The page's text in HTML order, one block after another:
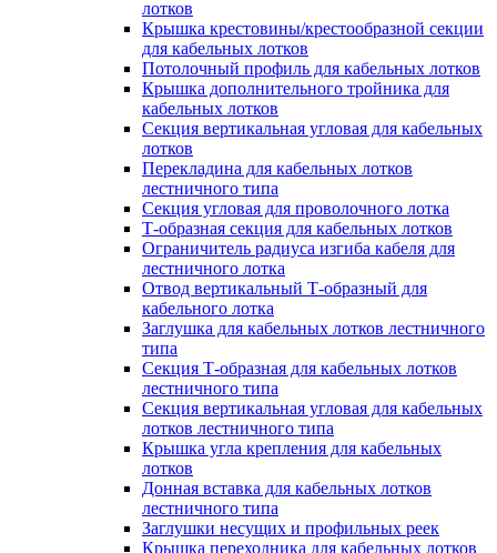
лотков
Крышка крестовины/крестообразной секции
для кабельных лотков
Потолочный профиль для кабельных лотков
Крышка дополнительного тройника для
кабельных лотков
Секция вертикальная угловая для кабельных
лотков
Перекладина для кабельных лотков
лестничного типа
Секция угловая для проволочного лотка
Т-образная секция для кабельных лотков
Ограничитель радиуса изгиба кабеля для
лестничного лотка
Отвод вертикальный Т-образный для
кабельного лотка
Заглушка для кабельных лотков лестничного
типа
Секция Т-образная для кабельных лотков
лестничного типа
Секция вертикальная угловая для кабельных
лотков лестничного типа
Крышка угла крепления для кабельных
лотков
Донная вставка для кабельных лотков
лестничного типа
Заглушки несущих и профильных реек
Крышка переходника для кабельных лотков